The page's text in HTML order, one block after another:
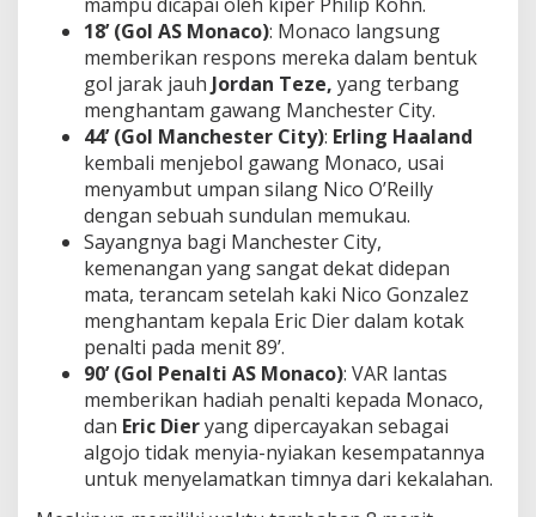
18’ (Gol AS Monaco): Monaco langsung
memberikan respons mereka dalam bentuk
gol jarak jauh Jordan Teze, yang terbang
menghantam gawang Manchester City.
44’ (Gol Manchester City): Erling Haaland
kembali menjebol gawang Monaco, usai
menyambut umpan silang Nico O’Reilly
dengan sebuah sundulan memukau.
Sayangnya bagi Manchester City,
kemenangan yang sangat dekat didepan
mata, terancam setelah kaki Nico Gonzalez
menghantam kepala Eric Dier dalam kotak
penalti pada menit 89’.
90’ (Gol Penalti AS Monaco): VAR lantas
memberikan hadiah penalti kepada Monaco,
dan Eric Dieryang dipercayakan sebagai
algojo tidak menyia-nyiakan kesempatannya
untuk menyelamatkan timnya dari kekalahan.